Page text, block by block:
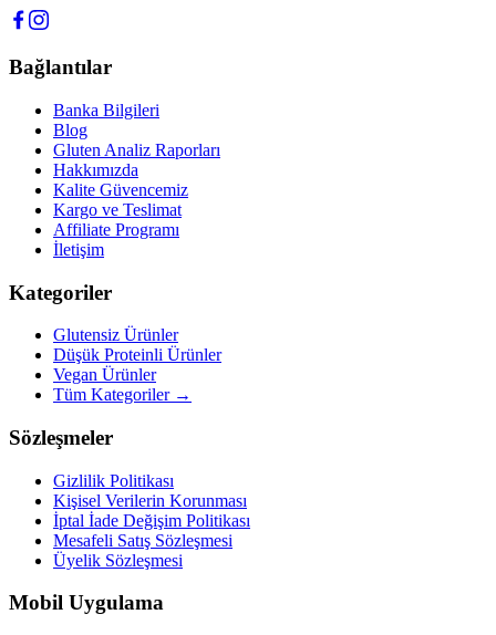
Bağlantılar
Banka Bilgileri
Blog
Gluten Analiz Raporları
Hakkımızda
Kalite Güvencemiz
Kargo ve Teslimat
Affiliate Programı
İletişim
Kategoriler
Glutensiz Ürünler
Düşük Proteinli Ürünler
Vegan Ürünler
Tüm Kategoriler →
Sözleşmeler
Gizlilik Politikası
Kişisel Verilerin Korunması
İptal İade Değişim Politikası
Mesafeli Satış Sözleşmesi
Üyelik Sözleşmesi
Mobil Uygulama